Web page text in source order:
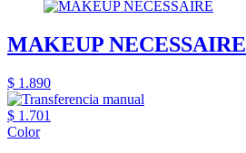
MAKEUP NECESSAIRE
$ 1.890
$ 1.701
Color